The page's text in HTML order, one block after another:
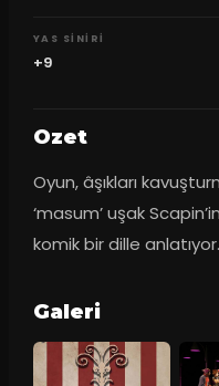
YAS SINIRI
+9
Ozet
Oyun, âşıkları
‘masum’ uşak
komik bir dille anlatıyor.
Galeri